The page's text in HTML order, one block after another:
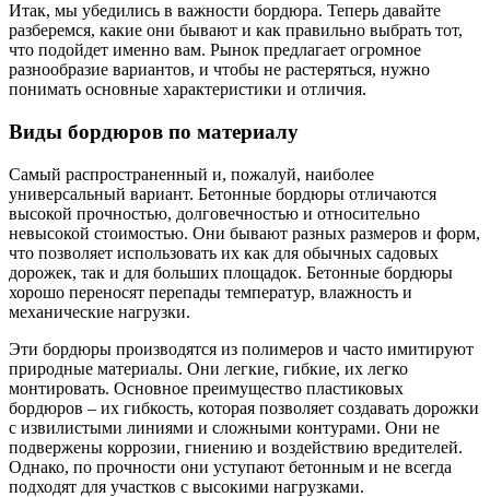
Итак, мы убедились в важности бордюра. Теперь давайте
разберемся, какие они бывают и как правильно выбрать тот,
что подойдет именно вам. Рынок предлагает огромное
разнообразие вариантов, и чтобы не растеряться, нужно
понимать основные характеристики и отличия.
Виды бордюров по материалу
Самый распространенный и, пожалуй, наиболее
универсальный вариант. Бетонные бордюры отличаются
высокой прочностью, долговечностью и относительно
невысокой стоимостью. Они бывают разных размеров и форм,
что позволяет использовать их как для обычных садовых
дорожек, так и для больших площадок. Бетонные бордюры
хорошо переносят перепады температур, влажность и
механические нагрузки.
Эти бордюры производятся из полимеров и часто имитируют
природные материалы. Они легкие, гибкие, их легко
монтировать. Основное преимущество пластиковых
бордюров – их гибкость, которая позволяет создавать дорожки
с извилистыми линиями и сложными контурами. Они не
подвержены коррозии, гниению и воздействию вредителей.
Однако, по прочности они уступают бетонным и не всегда
подходят для участков с высокими нагрузками.